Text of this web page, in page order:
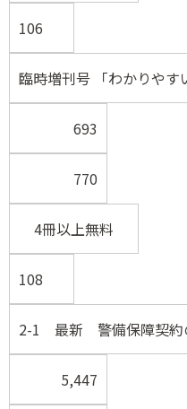
106
臨時増刊号 「わかりやす
693
770
4冊以上無料
108
2-1 最新 警備保障契約
5,447